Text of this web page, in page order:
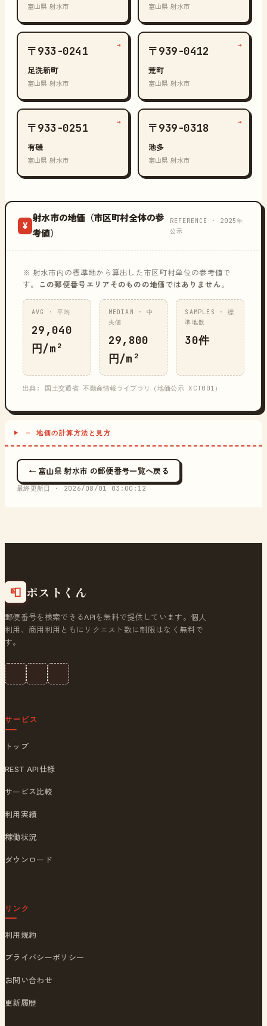
富山県 射水市 富山県 射水市
〒933-0241
足洗新町
富山県 射水市
→ 〒939-0412
荒町
富山県 射水市
→
〒933-0251
有磯
富山県 射水市
→ 〒939-0318
池多
富山県 射水市
→
¥
射水市の地価（市区町村全体の参
考値）
REFERENCE · 2025年
公示
※ 射水市内の標準地から算出した市区町村単位の参考値で
す。
この郵便番号エリアそのものの地価ではありません。
AVG · 平均
29,040
円/m²
MEDIAN · 中
央値
29,800
円/m²
SAMPLES · 標
準地数
30件
出典: 国土交通省 不動産情報ライブラリ（地価公示 XCT001）
─ 地価の計算方法と見方
← 富山県 射水市 の郵便番号一覧へ戻る
最終更新日 · 2026/08/01 03:00:12
📮 ポストくん
郵便番号を検索できるAPIを無料で提供しています。個人
利用、商用利用ともにリクエスト数に制限はなく無料で
す。
サービス
トップ
REST API仕様
サービス比較
利用実績
稼働状況
ダウンロード
リンク
利用規約
プライバシーポリシー
お問い合わせ
更新履歴